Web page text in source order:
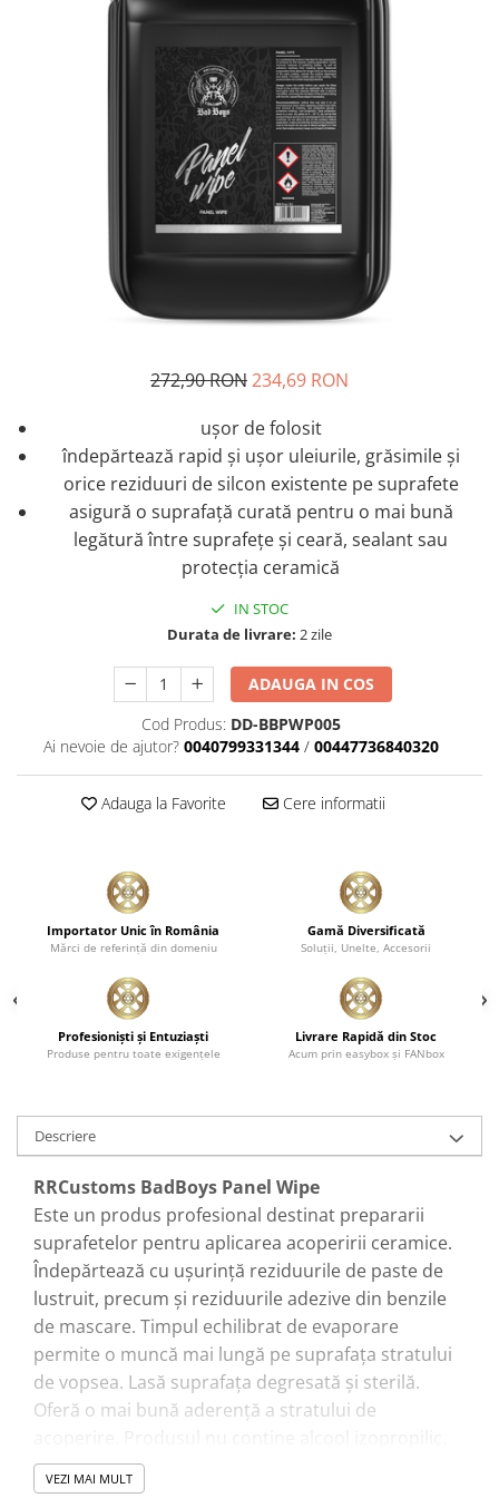
272,90 RON234,69 RON
ușor de folosit
îndepărtează rapid și ușor uleiurile, grăsimile și
orice reziduuri de silcon existente pe suprafete
asigură o suprafață curată pentru o mai bună
legătură între suprafețe și ceară, sealant sau
protecția ceramică
IN STOC
Durata de livrare: 2 zile
ADAUGA IN COS
Cod Produs: DD-BBPWP005
Ai nevoie de ajutor? 0040799331344 / 00447736840320
Adauga la Favorite Cere informatii
Importator Unic în România
Mărci de referinţă din domeniu
Gamă Diversificată
Soluţii, Unelte, Accesorii
Profesionişti şi Entuziaşti
Produse pentru toate exigenţele
Livrare Rapidă din Stoc
Acum prin easybox şi FANbox
Descriere
RRCustoms BadBoys Panel Wipe
Este un produs profesional destinat prepararii
suprafetelor pentru aplicarea acoperirii ceramice.
Îndepărtează cu ușurință reziduurile de paste de
lustruit, precum și reziduurile adezive din benzile
de mascare. Timpul echilibrat de evaporare
permite o muncă mai lungă pe suprafața stratului
de vopsea. Lasă suprafața degresată și sterilă.
Oferă o mai bună aderență a stratului de
VEZI MAI MULT